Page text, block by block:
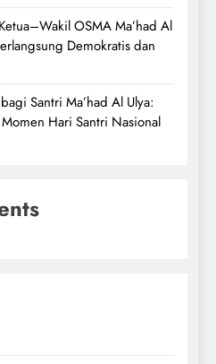
OSMA Ma’had Al
Demokratis dan
Santri Ma’had Al Ulya:
Hari Santri Nasional